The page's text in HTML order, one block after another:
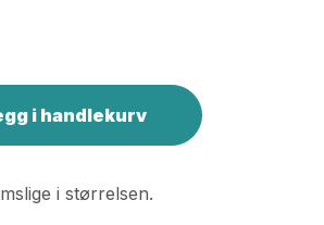
i handlekurv
i størrelsen.